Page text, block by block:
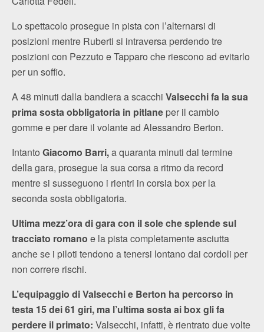
Lo spettacolo prosegue in pista con l’alternarsi di
posizioni mentre Ruberti si intraversa perdendo tre
posizioni con Pezzuto e Tapparo che riescono ad evitarlo
per un soffio.
A 48 minuti dalla bandiera a scacchi Valsecchi fa la sua
prima sosta obbligatoria in pitlane per il cambio
gomme e per dare il volante ad Alessandro Berton.
Intanto Giacomo Barri,a quaranta minuti dal termine
della gara, prosegue la sua corsa a ritmo da record
mentre si susseguono i rientri in corsia box per la
seconda sosta obbligatoria.
Ultima mezz’ora di gara con il sole che splende sul
tracciato romano e la pista completamente asciutta
anche se i piloti tendono a tenersi lontano dai cordoli per
non correre rischi.
L’equipaggio di Valsecchi e Berton ha percorso in
testa 15 dei 61 giri, ma l’ultima sosta ai box gli fa
perdere il primato: Valsecchi, infatti, è rientrato due volte